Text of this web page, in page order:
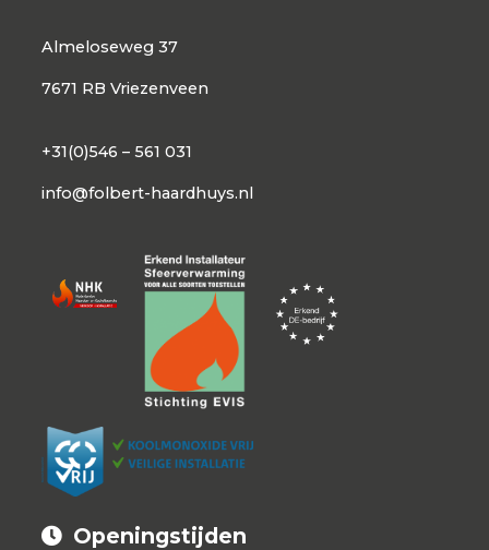
Almeloseweg 37
7671 RB Vriezenveen
+31(0)546 – 561 031
info@folbert-haardhuys.nl
Openingstijden